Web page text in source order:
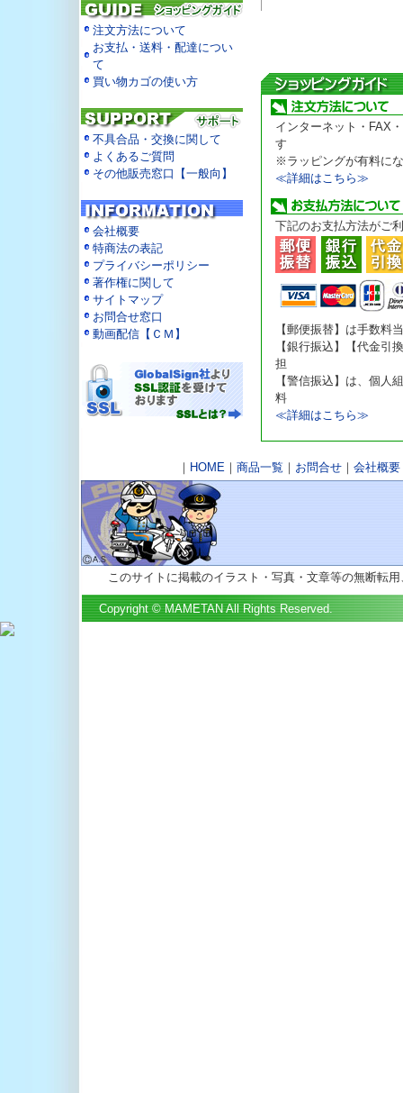
インターネット・FAX
す
※ラッピングが有料に
≪詳細はこちら≫
下記のお支払方法がご
【郵便振替】は手数料
【銀行振込】【代金引
担
【警信振込】は、個人
料
≪詳細はこちら≫
注文方法について
お支払・送料・配達につい
て
買い物カゴの使い方
不具合品・交換に関して
よくあるご質問
その他販売窓口【一般向】
会社概要
特商法の表記
プライバシーポリシー
著作権に関して
サイトマップ
お問合せ窓口
動画配信【ＣＭ】
｜ HOME｜ 商品一覧 ｜ お問合せ｜ 会社概要
このサイトに掲載のイラスト・写真・文章等の無断転
Copyright © MAMETAN All Rights Reserved.